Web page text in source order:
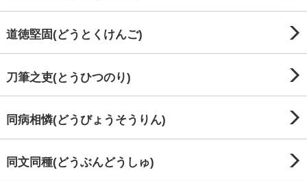
道徳堅固(どうとくけんご)
刀筆之吏(とうひつのり)
同病相憐(どうびょうそうりん)
同文同種(どうぶんどうしゅ)